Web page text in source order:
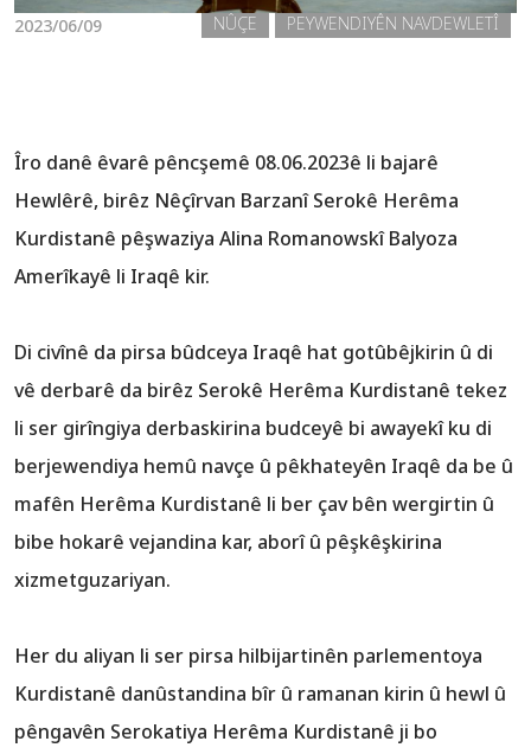
2023/06/09 PEYWENDIYÊN NAVDEWLETÎ
NÛÇE
Îro danê êvarê pêncşemê 08.06.2023ê li bajarê
Hewlêrê, birêz Nêçîrvan Barzanî Serokê Herêma
Kurdistanê pêşwaziya Alina Romanowskî Balyoza
Amerîkayê li Iraqê kir.
Di civînê da pirsa bûdceya Iraqê hat gotûbêjkirin û di
vê derbarê da birêz Serokê Herêma Kurdistanê tekez
li ser girîngiya derbaskirina budceyê bi awayekî ku di
berjewendiya hemû navçe û pêkhateyên Iraqê da be û
mafên Herêma Kurdistanê li ber çav bên wergirtin û
bibe hokarê vejandina kar, aborî û pêşkêşkirina
xizmetguzariyan.
Her du aliyan li ser pirsa hilbijartinên parlementoya
Kurdistanê danûstandina bîr û ramanan kirin û hewl û
pêngavên Serokatiya Herêma Kurdistanê ji bo